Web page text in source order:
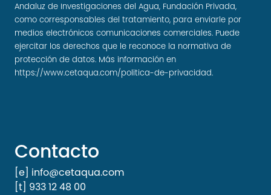
Andaluz de Investigaciones del Agua, Fundación Privada,
como corresponsables del tratamiento, para enviarle por
medios electrónicos comunicaciones comerciales. Puede
ejercitar los derechos que le reconoce la normativa de
protección de datos. Más información en
https://www.cetaqua.com/politica-de-privacidad.
Contacto
[e] info@cetaqua.com
[t] 933 12 48 00